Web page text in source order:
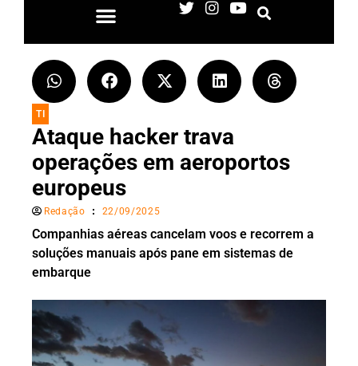
TI
Ataque hacker trava
operações em aeroportos
europeus
Redação 22/09/2025
Companhias aéreas cancelam voos e recorrem a
soluções manuais após pane em sistemas de
embarque